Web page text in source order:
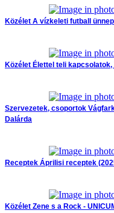
Közélet A vízkeleti futball
Közélet Élettel teli kapcsolatok,
Szervezetek, csoportok
Dalárda
Receptek Áprilisi receptek
Közélet Zene s a Rock -